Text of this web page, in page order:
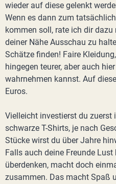
wieder auf diese gelenkt
Wenn es dann zum
kommen soll, rate ich dir
deiner Nähe Ausschau zu
Schätze finden! Faire
hingegen teurer, aber auch
wahrnehmen kannst. Auf
Euros.
Vielleicht investierst du zuerst
schwarze T-Shirts, je nach
Stücke wirst du über Jahre
Falls auch deine Freunde
überdenken, macht doch
zusammen. Das macht Spaß